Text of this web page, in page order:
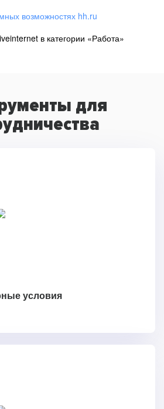
возможностях hh.ru
в категории «Работа»
для
условия